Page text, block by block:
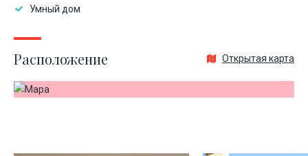
Умный дом
Расположение Открытая карта